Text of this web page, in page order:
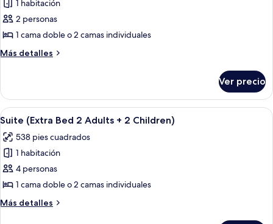
fotos
de
Habitación
Premium
(View)
1 habitación
2 personas
1 cama doble o 2 camas individuales
Más detalles
Más
Premium
(View)
Ver precio
Abrir
todas
las
fotos
de
Suite
(Extra
Bed
Una habitación de hotel moderna
9
Suite (Extra Bed 2 Adults + 2 Children)
538 pies cuadrados
1 habitación
4 personas
1 cama doble o 2 camas individuales
Más detalles
Más